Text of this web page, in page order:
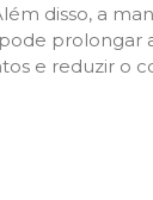
disso, a
prolongar
e reduzir o